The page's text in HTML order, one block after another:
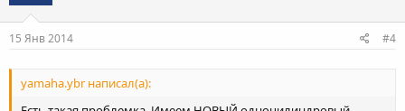
15 Янв 2014 #4
yamaha.ybr написал(а):